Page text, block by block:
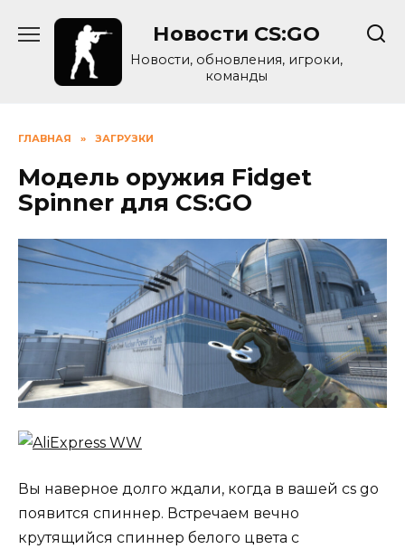
Новости CS:GO
Новости, обновления, игроки,
команды
ГЛАВНАЯ » ЗАГРУЗКИ
Модель оружия Fidget
Spinner для CS:GO
Вы наверное долго ждали, когда в вашей cs go
появится спиннер. Встречаем вечно
крутящийся спиннер белого цвета с